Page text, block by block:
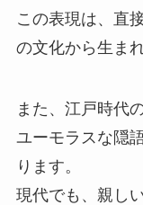
この表現は、直
の文化から生ま
また、江戸時代
ユーモラスな隠
ります。
現代でも、親し